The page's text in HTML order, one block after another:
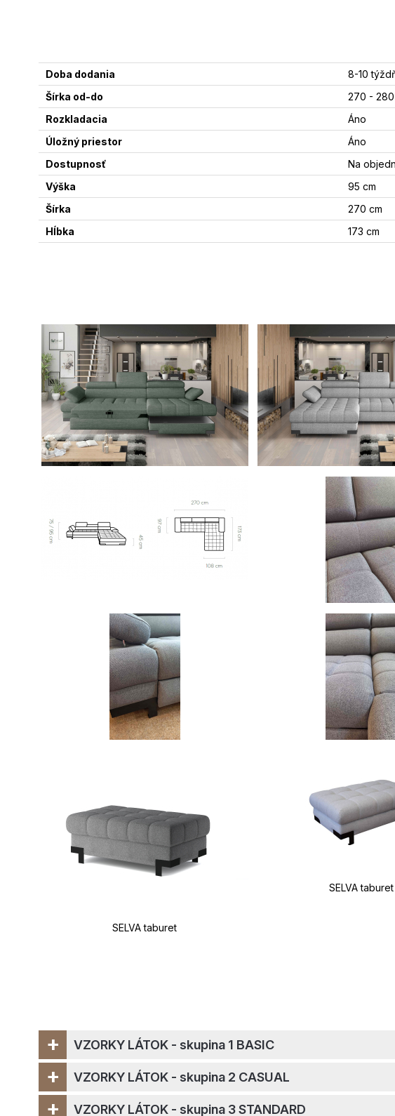
Doba dodania
8-10
Šírka od-do
270 - 280
Rozkladacia
Áno
Úložný priestor
Áno
Dostupnosť
Na
Výška
95 cm
Šírka
270 cm
Hĺbka
173 cm
SELVA taburet
SELVA taburet
VZORKY LÁTOK - skupina 1 BASIC
+
VZORKY LÁTOK - skupina 2 CASUAL
+
VZORKY LÁTOK - skupina 3 STANDARD
+